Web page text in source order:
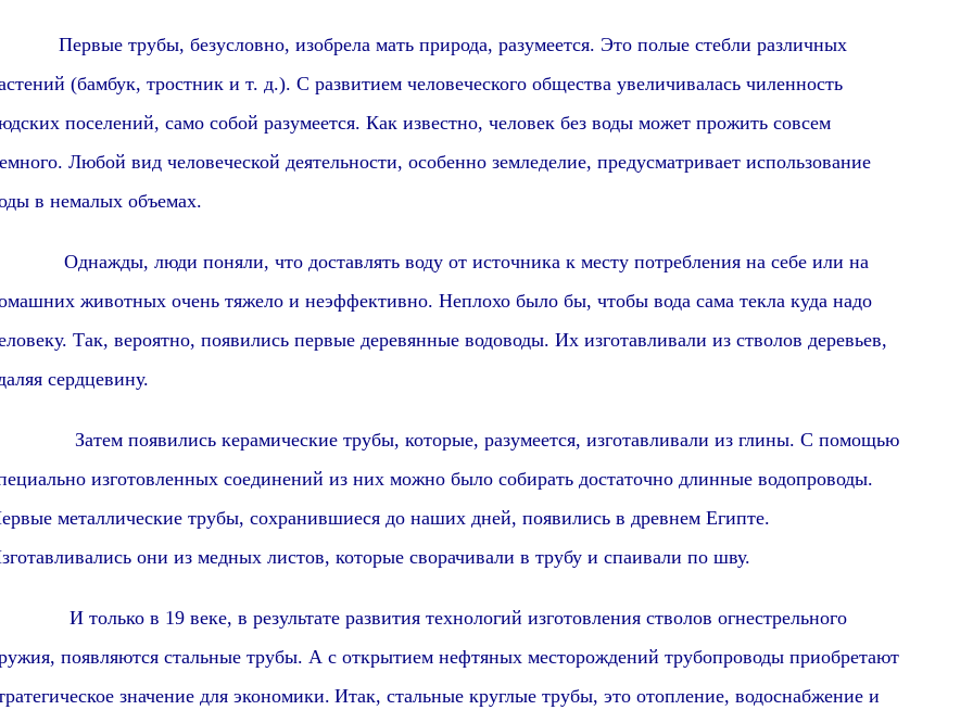
трубы, безусловно, изобрела мать природа, разумеется. Это полые стебли различных
(бамбук, тростник и т. д.). С развитием человеческого общества увеличивалась чиленность
поселений, само собой разумеется. Как известно, человек без воды может прожить совсем
Любой вид человеческой деятельности, особенно земледелие, предусматривает использование
в немалых объемах.
люди поняли, что доставлять воду от источника к месту потребления на себе или на
животных очень тяжело и неэффективно. Неплохо было бы, чтобы вода сама текла куда надо
Так, вероятно, появились первые деревянные водоводы. Их изготавливали из стволов деревьев,
сердцевину.
появились керамические трубы, которые, разумеется, изготавливали из глины. С помощью
изготовленных соединений из них можно было собирать достаточно длинные водопроводы.
металлические трубы, сохранившиеся до наших дней, появились в древнем Египте.
они из медных листов, которые сворачивали в трубу и спаивали по шву.
только в 19 веке, в результате развития технологий изготовления стволов огнестрельного
появляются стальные трубы. А с открытием нефтяных месторождений трубопроводы приобретают
значение для экономики. Итак, стальные круглые трубы, это отопление, водоснабжение и